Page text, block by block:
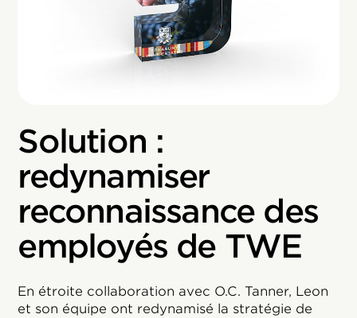
Solution :
redynamiser
reconnaissance des
employés de TWE
En étroite collaboration avec O.C. Tanner, Leon
et son équipe ont redynamisé la stratégie de